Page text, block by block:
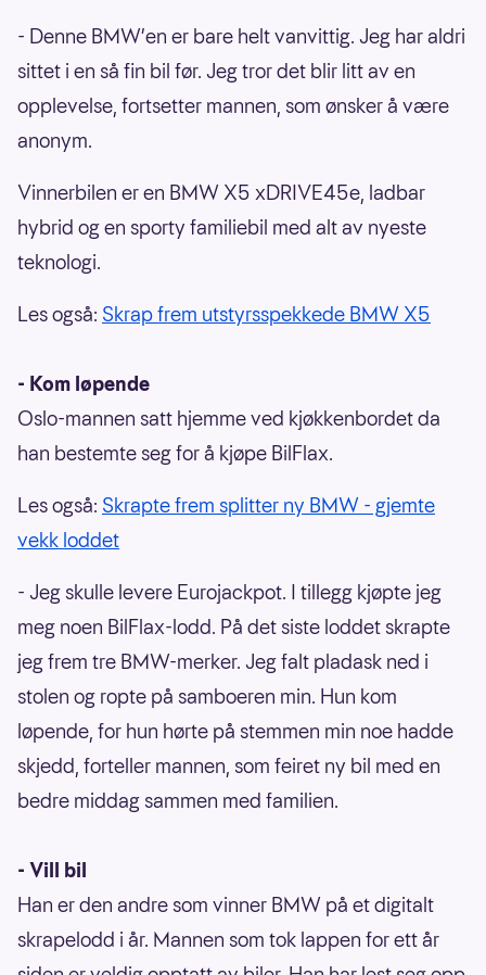
- Denne BMW’en er bare helt vanvittig. Jeg har aldri
sittet i en så fin bil før. Jeg tror det blir litt av en
opplevelse, fortsetter mannen, som ønsker å være
anonym.
Vinnerbilen er en BMW X5 xDRIVE45e, ladbar
hybrid og en sporty familiebil med alt av nyeste
teknologi.
Les også: Skrap frem utstyrsspekkede BMW X5
- Kom løpende
Oslo-mannen satt hjemme ved kjøkkenbordet da
han bestemte seg for å kjøpe BilFlax.
Les også: Skrapte frem splitter ny BMW - gjemte
vekk loddet
- Jeg skulle levere Eurojackpot. I tillegg kjøpte jeg
meg noen BilFlax-lodd. På det siste loddet skrapte
jeg frem tre BMW-merker. Jeg falt pladask ned i
stolen og ropte på samboeren min. Hun kom
løpende, for hun hørte på stemmen min noe hadde
skjedd, forteller mannen, som feiret ny bil med en
bedre middag sammen med familien.
- Vill bil
Han er den andre som vinner BMW på et digitalt
skrapelodd i år. Mannen som tok lappen for ett år